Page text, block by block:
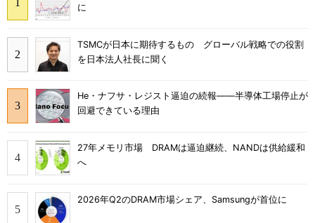
に
TSMCが日本に期待するもの グローバル戦略での役割
を日本法人社長に聞く
He・ナフサ・レジスト逼迫の続報――半導体工場停止が
回避できている理由
27年メモリ市場 DRAMは逼迫継続、NANDは供給緩和
へ
2026年Q2のDRAM市場シェア、Samsungが首位に